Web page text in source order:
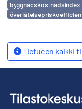
byggnadskostnadsindex
Tietueen kaikki